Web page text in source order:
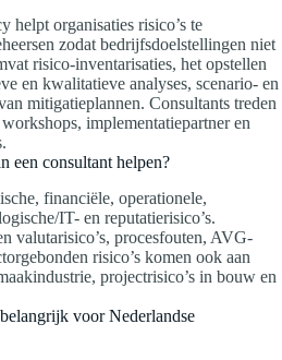
helpt organisaties risico’s te
zodat bedrijfsdoelstellingen niet
risico-inventarisaties, het opstellen
en kwalitatieve analyses, scenario- en
mitigatieplannen. Consultants treden
implementatiepartner en
een consultant helpen?
financiële, operationele,
IT- en reputatierisico’s.
valutarisico’s, procesfouten, AVG-
risico’s komen ook aan
projectrisico’s in bouw en
voor Nederlandse